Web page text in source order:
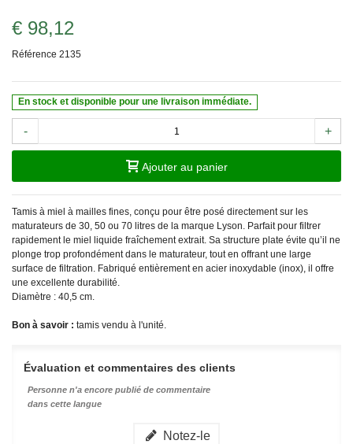
€ 98,12
Référence 2135
En stock et disponible pour une livraison immédiate.
- +
Ajouter au panier
Tamis à miel à mailles fines, conçu pour être posé directement sur les
maturateurs de 30, 50 ou 70 litres de la marque Lyson. Parfait pour filtrer
rapidement le miel liquide fraîchement extrait. Sa structure plate évite qu’il ne
plonge trop profondément dans le maturateur, tout en offrant une large
surface de filtration. Fabriqué entièrement en acier inoxydable (inox), il offre
une excellente durabilité.
Diamètre : 40,5 cm.
Bon à savoir : tamis vendu à l'unité.
Évaluation et commentaires des clients
Personne n'a encore publié de commentaire
dans cette langue
Notez-le